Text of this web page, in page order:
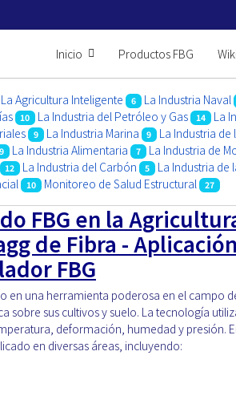
Inicio Productos FBG
La Agricultura Inteligente 6 La Industria Naval
10 La Industria del Petróleo y Gas 14 La
9 La Industria Marina 9 La Industria de
9 La Industria Alimentaria 7 La Industria de
12 La Industria del Carbón 5 La Industria de
10 Monitoreo de Salud Estructural 27
FBG en la
de Fibra -
FBG
en una herramienta poderosa en el campo
sus cultivos y suelo. La tecnología
deformación, humedad y presión.
en diversas áreas, incluyendo: